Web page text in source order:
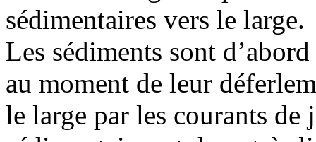
sédimentaires vers le large.
Les sédiments sont
au moment de leur
le large par les courants